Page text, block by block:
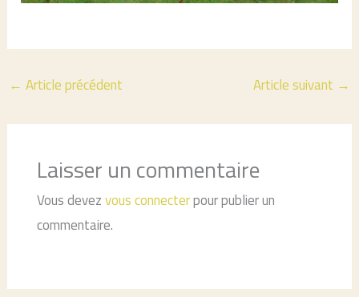
← Article précédent Article suivant →
Laisser un commentaire
Vous devezvous connecterpour publier un
commentaire.